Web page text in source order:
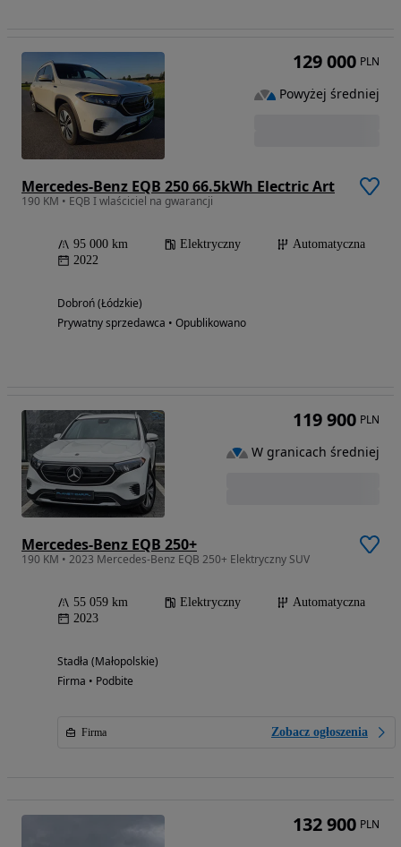
Mercedes-Benz EQB 250 66.5kWh Electric Art
190 KM • EQB I wlaściciel na gwarancji
95 000 km Elektryczny
Automatyczna
2022
Dobroń (Łódzkie)
Prywatny sprzedawca • Opublikowano
129 000 PLN
Powyżej średniej
Mercedes-Benz EQB 250+
190 KM • 2023 Mercedes-Benz EQB 250+ Elektryczny SUV
55 059 km Elektryczny
Automatyczna
2023
Stadła (Małopolskie)
Firma • Podbite
Firma Zobacz ogłoszenia
119 900 PLN
W granicach średniej
132 900 PLN